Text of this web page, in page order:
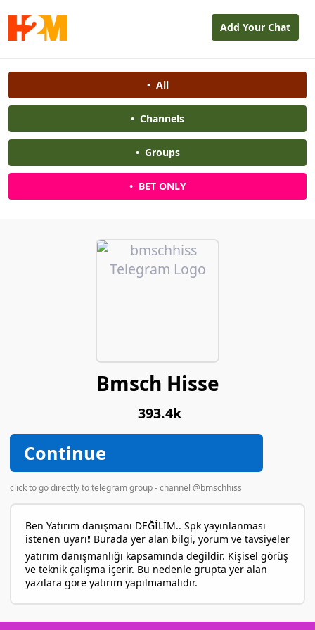
Add Your Chat
•All
• Channels
•Groups
•BET ONLY
Bmsch Hisse
393.4k
Continue
click to go directly to telegram group - channel @bmschhiss
Ben Yatırım danışmanı DEĞİLİM.. Spk yayınlanması
istenen uyarı❗️ Burada yer alan bilgi, yorum ve tavsiyeler
yatırım danışmanlığı kapsamında değildir. Kişisel görüş
ve teknik çalışma içerir. Bu nedenle grupta yer alan
yazılara göre yatırım yapılmamalıdır.